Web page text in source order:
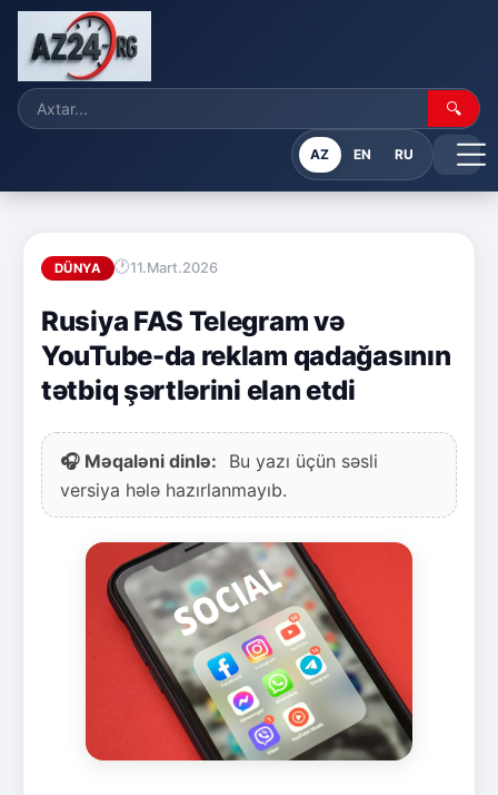
🔍
AZ EN RU
DÜNYA 11.Mart.2026
Rusiya FAS Telegram və
YouTube-da reklam qadağasının
tətbiq şərtlərini elan etdi
🎧 Məqaləni dinlə:
Bu yazı üçün səsli
versiya hələ hazırlanmayıb.